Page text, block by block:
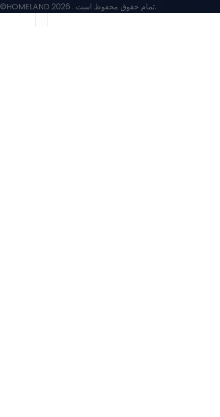
©HOMELAND 2026 . تمام حقوق محفوظ است.